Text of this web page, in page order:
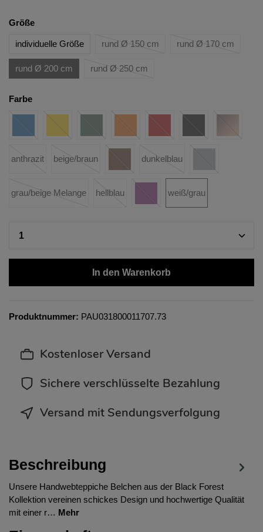
Größe
individuelle Größe rund Ø 150 cm rund Ø 170 cm
rund Ø 200 cm rund Ø 250 cm
Farbe
anthrazit beige/braun dunkelblau
grau/beige Melange hellblau weiß/grau
In den Warenkorb
Produktnummer: PAU031800011707.73
Kostenloser Versand
Sichere verschlüsselte Bezahlung
Versand mit Sendungsverfolgung
Beschreibung
Unsere Handwebteppiche Belchen aus der Black Forest
Kollektion vereinen schickes Design und hochwertige Qualität
mit einer r… Mehr